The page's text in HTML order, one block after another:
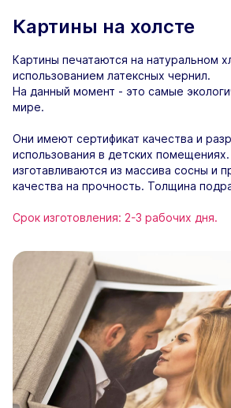
Картины на холсте
Картины печатаются на натуральном
использованием латексных чернил.
На данный момент - это самые
мире.
Они имеют сертификат качества и
использования в детских
изготавливаются из массива сосны и
качества на прочность. Толщина
Срок изготовления: 2-3 рабочих дня.